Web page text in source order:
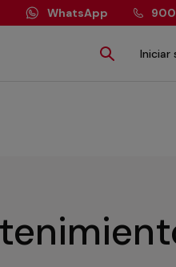
WhatsApp 900
Iniciar